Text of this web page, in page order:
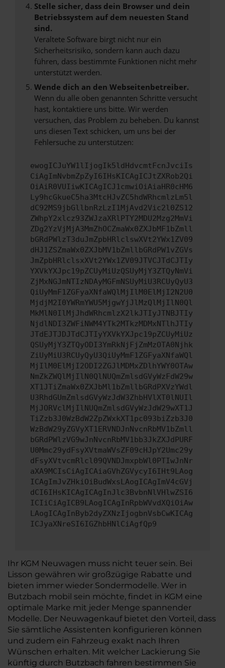
Stelle sicher, dass dein Browser und dein
Betriebssystem auf dem neuesten Stand
sind.
Veraltete Software birgt nicht nur ein
Sicherheitsrisiko, sondern kann auch dazu
führen, dass bestimmte Funktionen nicht mehr
unterstützt werden.
Wende dich an den Webseitenbetreiber.
Wenn du alle oben genannten Schritte versucht
hast, kontaktiere uns bitte. Wir werden
versuchen, das Problem zu beheben. Du kannst
uns diesen Text schicken, um uns bei der
Fehlersuche zu unterstützen:
ewogICJuYW1lIjogIk5ldHdvcmtFcnJvciIs
CiAgImNvbmZpZyI6IHsKICAgICJtZXRob2Qi
OiAiR0VUIiwKICAgICJ1cmwiOiAiaHR0cHM6
Ly9hcGkueC5ha3MtcHJvZC5hdWRhcmlzLm5l
dC92MS9jbGllbnRzLzI1MjAvd2Vic2l0ZS12
ZWhpY2xlcz93ZWJzaXRlPTY2MDU2Mzg2MmVi
ZDg2YzVjMjA3MmZhOCZmaWx0ZXJbMF1bZmll
bGRdPWlzT3duJmZpbHRlclswXVt2YWx1ZV09
dHJ1ZSZmaWx0ZXJbMV1bZmllbGRdPW1vZGVs
JmZpbHRlclsxXVt2YWx1ZV09JTVCJTdCJTIy
YXVkYXJpc19pZCUyMiUzQSUyMjY3ZTQyNmVi
ZjMxNGJmNTIzNDAyMGFmNSUyMiU3RCUyQyU3
QiUyMmF1ZGFyaXNfaWQlMjIlM0ElMjI2N2U0
MjdjM2I0YWRmYWU5MjgwYjJlMzQlMjIlN0Ql
MkMlN0IlMjJhdWRhcmlzX2lkJTIyJTNBJTIy
NjdlNDI3ZWFiNWM4YTk2MTkzMDMxNTlhJTIy
JTdEJTJDJTdCJTIyYXVkYXJpc19pZCUyMiUz
QSUyMjY3ZTQyODI3YmRkNjFjZmMzOTA0Njhk
ZiUyMiU3RCUyQyU3QiUyMmF1ZGFyaXNfaWQl
MjIlM0ElMjI2ODI2ZGJlMDMxZDlhYWY0OTAw
NmZkZWQlMjIlN0QlNUQmZmlsdGVyWzFdW29w
XT1JTiZmaWx0ZXJbMl1bZmllbGRdPXVzYWdl
U3RhdGUmZmlsdGVyWzJdW3ZhbHVlXT0lNUIl
MjJORVclMjIlNUQmZmlsdGVyWzJdW29wXT1J
TiZzb3J0WzBdW2ZpZWxkXT1pc093biZzb3J0
WzBdW29yZGVyXT1ERVNDJnNvcnRbMV1bZmll
bGRdPWlzVG9wJnNvcnRbMV1bb3JkZXJdPURF
U0Mmc29ydFsyXVtmaWVsZF09cHJpY2Umc29y
dFsyXVtvcmRlcl09QVNDJmxpbWl0PTIwJnNr
aXA9MCIsCiAgICAiaGVhZGVycyI6IHt9LAog
ICAgImJvZHkiOiBudWxsLAogICAgImV4cGVj
dCI6IHsKICAgICAgInJlc3BvbnNlVHlwZSI6
ICIiCiAgICB9LAogICAgInRpbWVvdXQiOiAw
LAogICAgInByb2dyZXNzIjogbnVsbCwKICAg
ICJyaXNreSI6IGZhbHNlCiAgfQp9
Ihr KGM Neuwagen muss nicht teuer sein. Bei
Lisson gewähren wir großzügige Rabatte und
bieten immer wieder Sondermodelle. Wer in
Butzbach mobil sein möchte, findet in KGM eine
optimale Marke mit jeder Menge spannender
Modelle. Der Neuwagenkauf bietet den Vorteil, dass
Sie sämtliche Assistenten konfigurieren können
und zudem ein Fahrzeug exakt nach Ihren
Wünschen erhalten. Mit welcher Lackierung Sie
künftig durch Butzbach fahren bestimmen Sie